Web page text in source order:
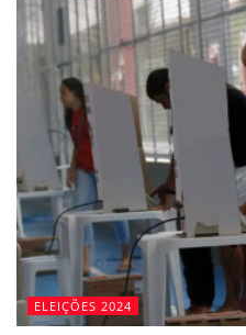
ELEIÇÕES 2024